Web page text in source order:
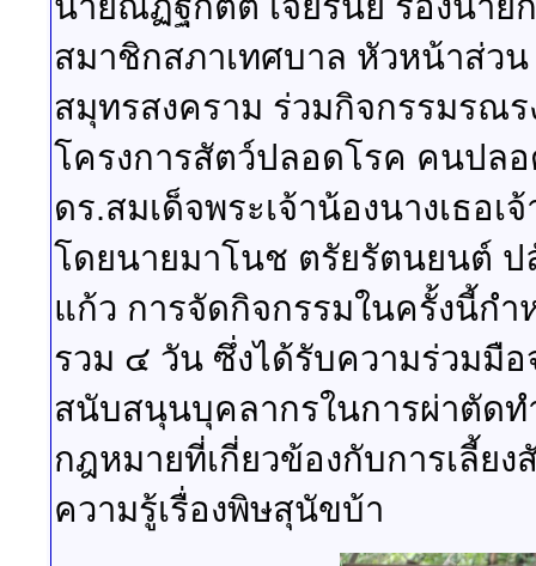
สมาชิกสภาเทศบาล หัวหน้าส่ว
สมุทรสงคราม ร่วมกิจกรรมรณ
โครงการสัตว์ปลอดโรค คนปล
ดร.สมเด็จพระเจ้าน้องนางเธอ
โดยนายมาโนช ตรัยรัตนยนต์ ป
แก้ว การจัดกิจกรรมในครั้งนี้ก
รวม ๔ วัน ซึ่งได้รับความร่วมมื
สนับสนุนบุคลากรในการผ่าตัดท
กฎหมายที่เกี่ยวข้องกับการเลี้ย
ความรู้เรื่องพิษสุนัขบ้า